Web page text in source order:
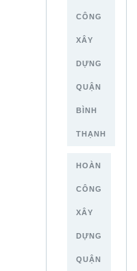
CÔNG
XÂY
DỰNG
QUẬN
BÌNH
THẠNH
HOÀN
CÔNG
XÂY
DỰNG
QUẬN